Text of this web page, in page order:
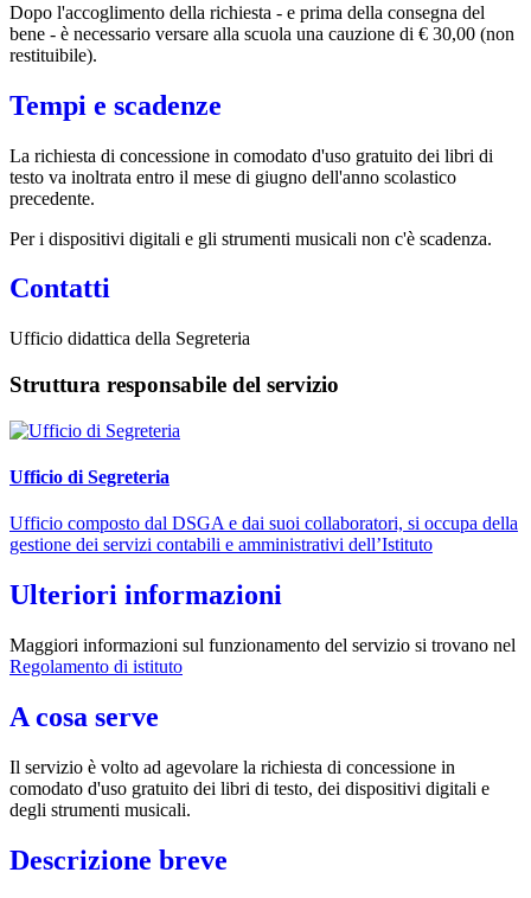
Dopo l'accoglimento della richiesta - e prima della consegna del
bene - è necessario versare alla scuola una cauzione di € 30,00 (non
restituibile).
Tempi e scadenze
La richiesta di concessione in comodato d'uso gratuito dei libri di
testo va inoltrata entro il mese di giugno dell'anno scolastico
precedente.
Per i dispositivi digitali e gli strumenti musicali non c'è scadenza.
Contatti
Ufficio didattica della Segreteria
Struttura responsabile del servizio
Ufficio di Segreteria
Ufficio composto dal DSGA e dai suoi collaboratori, si occupa della
gestione dei servizi contabili e amministrativi dell’Istituto
Ulteriori informazioni
Maggiori informazioni sul funzionamento del servizio si trovano nel
Regolamento di istituto
A cosa serve
Il servizio è volto ad agevolare la richiesta di concessione in
comodato d'uso gratuito dei libri di testo, dei dispositivi digitali e
degli strumenti musicali.
Descrizione breve